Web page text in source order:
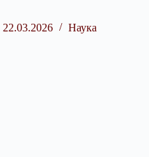
22.03.2026 Наука